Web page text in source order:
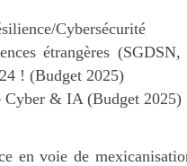
Cybersécurité
étrangères
! (Budget 2025)
Cyber & IA (Budget 2025)
en voie de